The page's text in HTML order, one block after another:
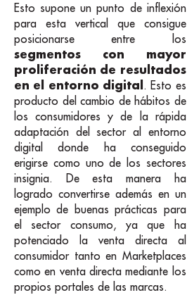
Esto supone un punto de inflexión
para esta vertical que consigue
posicionarse entre los
segmentos con mayor
proliferación de resultados
en el entorno digital . Esto es
producto del cambio de hábitos de
los consumidores y de la rápida
adaptación del sector al entorno
digital donde ha conseguido
erigirse como uno de los sectores
insignia. De esta manera ha
logrado convertirse además en un
ejemplo de buenas prácticas para
el sector consumo, ya que ha
potenciado la venta directa al
consumidor tanto en Marketplaces
como en venta directa mediante los
propios portales de las marcas.